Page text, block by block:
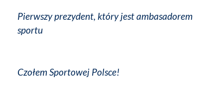
Pierwszy prezydent, który jest ambasadorem
sportu
Czołem Sportowej Polsce!